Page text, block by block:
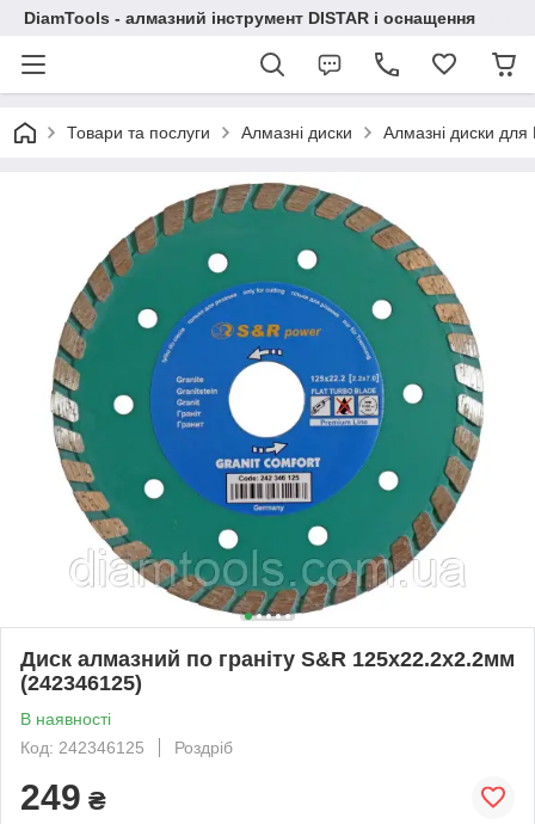
DiamTools - алмазний інструмент DISTAR і оснащення
Товари та послуги Алмазні диски Алмазні диски
Диск алмазний по граніту S&R 125x22.2x2.2мм
(242346125)
В наявності
Код: 242346125
Роздріб
249 ₴